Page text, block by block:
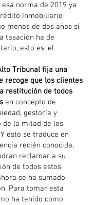
norma de 2019 ya
Inmobiliario
menos de dos años sí
tasación ha de
esto es, el
Tribunal fija una
recoge que los clientes
restitución de todos
en concepto de
gestoría y
de la mitad de los
esto se traduce en
recién conocida,
reclamar a su
de todos estos
se ha sumado
Para tomar esta
ha tenido como